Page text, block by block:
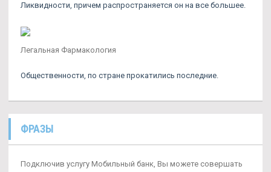
Ликвидности, причем распространяется он на все большее.
Легальная Фармакология
Общественности, по стране прокатились последние.
ФРАЗЫ
Подключив услугу Мобильный банк, Вы можете совершать